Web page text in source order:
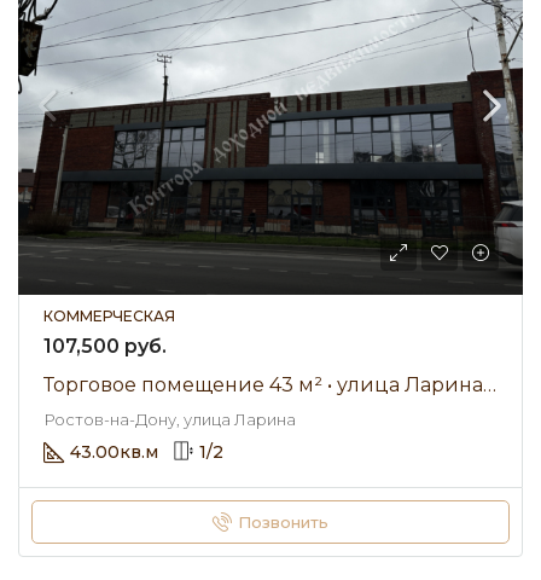
КОММЕРЧЕСКАЯ
107,500 руб.
Торговое помещение 43 м² • улица Ларина • Аренда 107 500 ₽/мес
Ростов-на-Дону, улица Ларина
43.00кв.м 1/2
Позвонить